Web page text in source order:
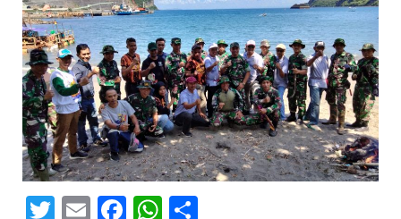
Twitter
EmailFacebook
WhatsApp